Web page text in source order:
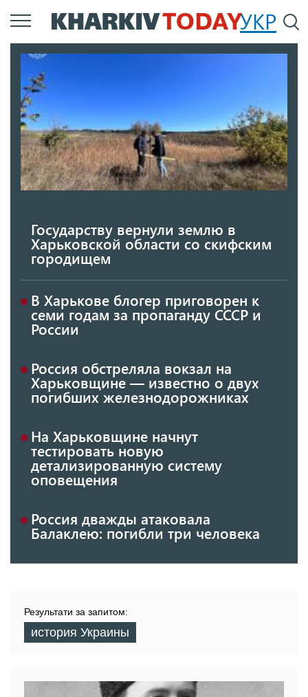
Перейти
к
УКР
Государству вернули землю в
Харьковской области со скифским
городищем
В Харькове блогер приговорен к
семи годам за пропаганду СССР и
России
Россия обстреляла вокзал на
Харьковщине — известно о двух
погибших железнодорожниках
На Харьковщине начнут
тестировать новую
детализированную систему
оповещения
Россия дважды атаковала
Балаклею: погибли три человека
Результати за запитом:
история Украины